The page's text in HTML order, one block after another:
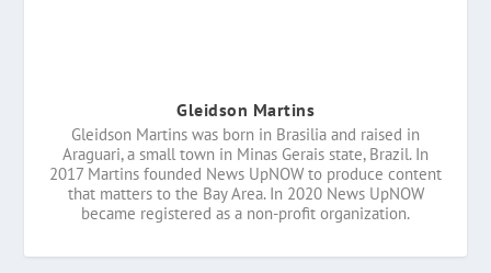
Gleidson Martins
Gleidson Martins was born in Brasilia and raised in
Araguari, a small town in Minas Gerais state, Brazil. In
2017 Martins founded News UpNOW to produce content
that matters to the Bay Area. In 2020 News UpNOW
became registered as a non-profit organization.